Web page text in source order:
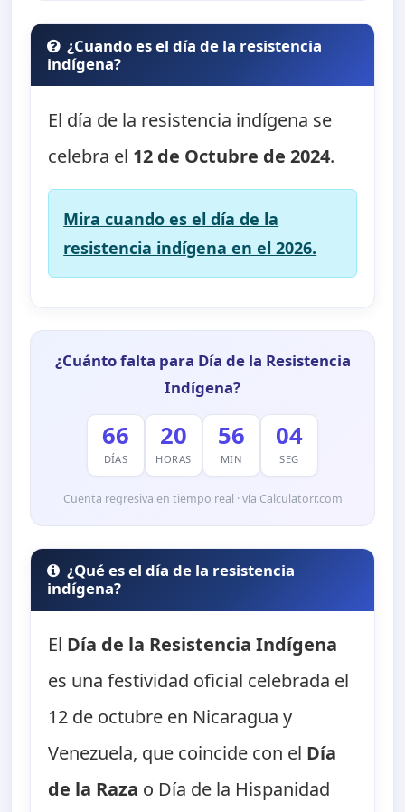
¿Cuando es el día de la resistencia
indígena?
El día de la resistencia indígena se
celebra el 12 de Octubre de 2024.
Mira cuando es el día de la
resistencia indígena en el 2026.
¿Cuánto falta para Día de la Resistencia
Indígena?
66
DÍAS
20
HORAS
56
MIN
02
SEG
Cuenta regresiva en tiempo real · vía Calculatorr.com
¿Qué es el día de la resistencia
indígena?
El Día de la Resistencia Indígena
es una festividad oficial celebrada el
12 de octubre en Nicaragua y
Venezuela, que coincide con el Día
de la Raza o Día de la Hispanidad